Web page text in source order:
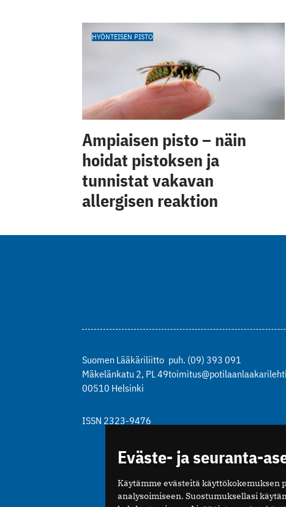
HYÖNTEISEN PISTO
Ampiaisen pisto – näin
hoidat pistoksen ja
tunnistat vakavan
allergisen reaktion
Suomen Lääkäriliitto
Mäkelänkatu 2, PL 49
00510 Helsinki
puh. (09) 393 091
ISSN 2323-9476
Eväste- ja seuranta-
Käytämme evästeitä käyttökokemuksen
analysoimiseen. Suostumuksellasi